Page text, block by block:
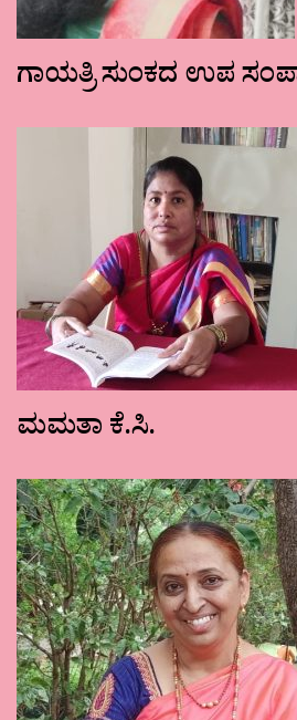
ಗಾಯತ್ರಿ ಸುಂಕದ ಉಪ
ಮಮತಾ ಕೆ.ಸಿ.